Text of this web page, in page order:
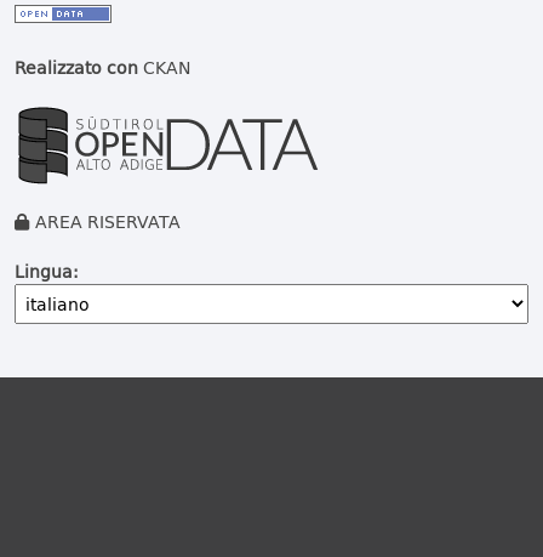
Realizzato conCKAN
AREA RISERVATA
Lingua